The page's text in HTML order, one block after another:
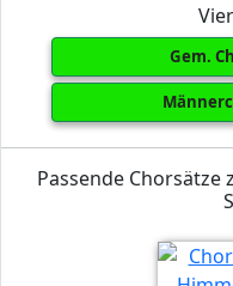
Gem.
Passende Chorsätze